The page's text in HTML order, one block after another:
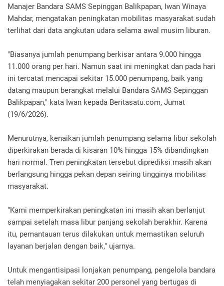
Manajer Bandara SAMS Sepinggan Balikpapan, Iwan Winaya
Mahdar, mengatakan peningkatan mobilitas masyarakat sudah
terlihat dari data angkutan udara selama awal musim liburan.
"Biasanya jumlah penumpang berkisar antara 9.000 hingga
11.000 orang per hari. Namun saat ini meningkat dan pada hari
ini tercatat mencapai sekitar 15.000 penumpang, baik yang
datang maupun berangkat melalui Bandara SAMS Sepinggan
Balikpapan," kata Iwan kepada Beritasatu.com, Jumat
(19/6/2026).
Menurutnya, kenaikan jumlah penumpang selama libur sekolah
diperkirakan berada di kisaran 10% hingga 15% dibandingkan
hari normal. Tren peningkatan tersebut diprediksi masih akan
berlangsung hingga pekan depan seiring tingginya mobilitas
masyarakat.
"Kami memperkirakan peningkatan ini masih akan berlanjut
sampai setelah masa libur panjang sekolah berakhir. Karena
itu, pemantauan terus dilakukan untuk memastikan seluruh
layanan berjalan dengan baik," ujarnya.
Untuk mengantisipasi lonjakan penumpang, pengelola bandara
telah menyiagakan sekitar 200 personel yang bertugas di